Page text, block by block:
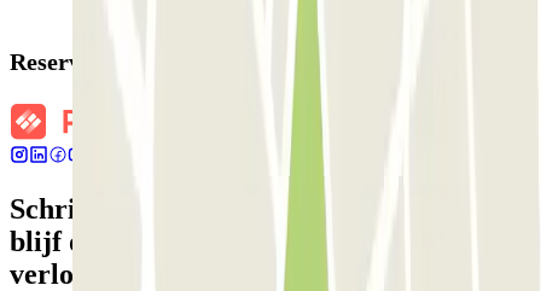
Reserveringsgegevens
Schrijf je in voor onze nieuwsbrief en
blijf op de hoogte van kortingen,
verlotingen en vele andere verrassingen.